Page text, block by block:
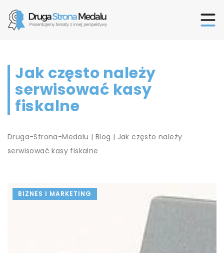
Jak często należy
serwisować kasy
fiskalne
Druga-Strona-Medalu | Blog | Jak często należy
serwisować kasy fiskalne
BIZNES I MARKETING